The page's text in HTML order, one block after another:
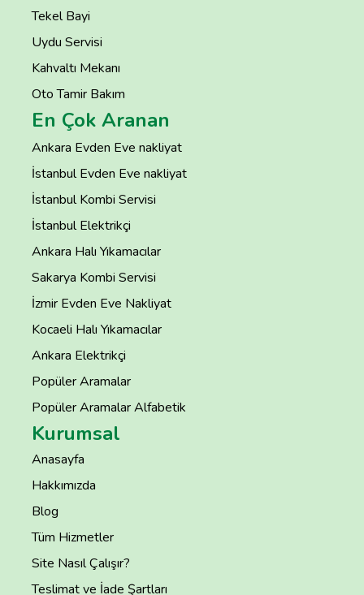
Tekel Bayi
Uydu Servisi
Kahvaltı Mekanı
Oto Tamir Bakım
En Çok Aranan
Ankara Evden Eve nakliyat
İstanbul Evden Eve nakliyat
İstanbul Kombi Servisi
İstanbul Elektrikçi
Ankara Halı Yıkamacılar
Sakarya Kombi Servisi
İzmir Evden Eve Nakliyat
Kocaeli Halı Yıkamacılar
Ankara Elektrikçi
Popüler Aramalar
Popüler Aramalar Alfabetik
Kurumsal
Anasayfa
Hakkımızda
Blog
Tüm Hizmetler
Site Nasıl Çalışır?
Teslimat ve İade Şartları